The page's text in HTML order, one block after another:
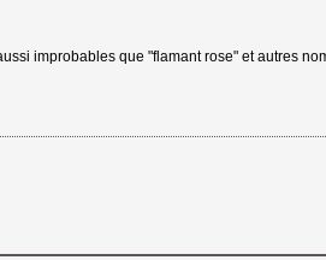
improbables que "flamant rose" et autres